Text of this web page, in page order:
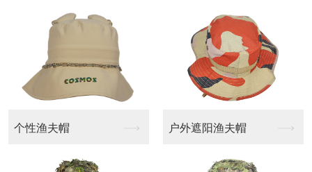
户外遮阳渔夫帽 休闲帽